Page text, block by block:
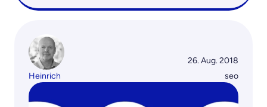
Heinrich
26. Aug. 2018
seo